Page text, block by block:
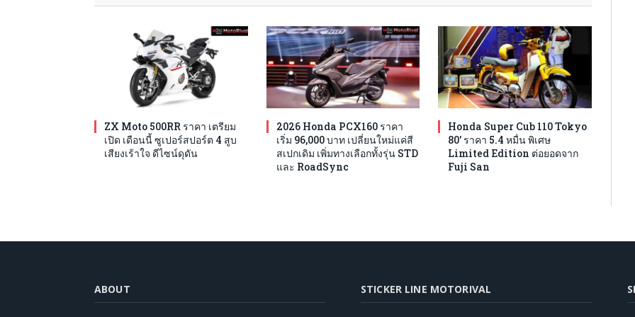
ZX Moto 500RR ราคา เตรียม
เปิด เดือนนี้ ซูเปอร์สปอร์ต 4 สูบ
เสียงเร้าใจ ดีไซน์ดุดัน
2026 Honda PCX160 ราคา
เริ่ม 96,000 บาท เปลี่ยนใหม่แค่สี
สเปกเดิม เพิ่มทางเลือกทั้งรุ่น STD
และ RoadSync
Honda Super Cub 110 Tokyo
80′ ราคา 5.4 หมื่น พิเศษ
Limited Edition ต่อยอดจาก
Fuji San
ABOUT STICKER LINE MOTORIVAL